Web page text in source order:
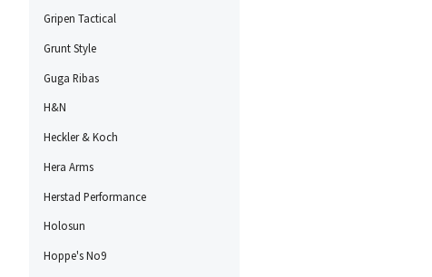
Gripen Tactical
Grunt Style
Guga Ribas
H&N
Heckler & Koch
Hera Arms
Herstad Performance
Holosun
Hoppe's No9